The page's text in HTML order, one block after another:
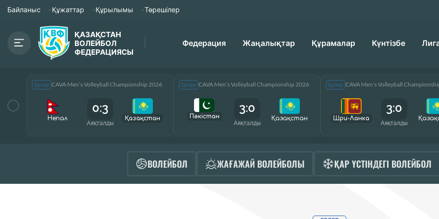
Байланыс Құжаттар Құрылымы Төрешілер
ҚАЗАҚСТАН
ВОЛЕЙБОЛ
ФЕДЕРАЦИЯСЫ
Федерация Жаңалықтар Құрамалар Күнтізбе
Ерлер CAVA Men’s Volleyball Championship 2026
Непал
0:3
Аяқталды
Қазақcтан
Ерлер CAVA Men’s Volleyball Championship 2026
Пәкістан
3:0
Аяқталды
Қазақcтан
Ерлер CAVA Men’s Volleyball
Шри-Ланка
3:0
Аяқталды
ВОЛЕЙБОЛ ЖАҒАЖАЙ ВОЛЕЙБОЛЫ ҚАР ҮСТІНДЕГІ ВОЛЕЙБОЛ